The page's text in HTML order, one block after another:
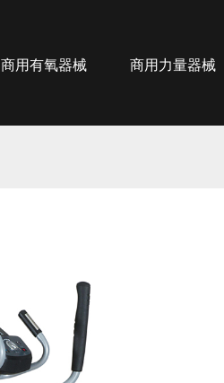
商用有氧器械 商用力量器械